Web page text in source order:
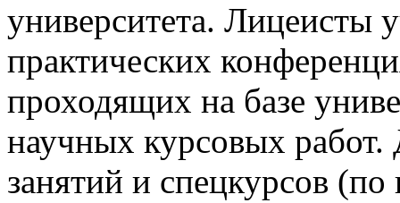
университета. Лицеисты
практических
проходящих на базе
научных курсовых
занятий и спецкурсов